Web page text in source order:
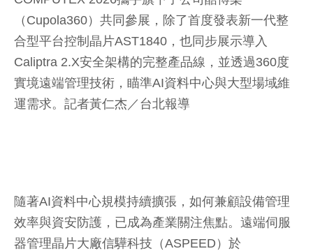
（Cupola360）共同參展，除了首度發表新一代整
合型平台控制晶片AST1840，也同步展示導入
Caliptra 2.X安全架構的完整產品線，並透過360度
實境遠端管理技術，瞄準AI資料中心與大型場域維
運需求。 記者黃仁杰／台北報導
隨著AI資料中心規模持續擴張，如何兼顧設備管理
效率與資安防護，已成為產業關注焦點。遠端伺服
器管理晶片大廠信驊科技（ASPEED）於